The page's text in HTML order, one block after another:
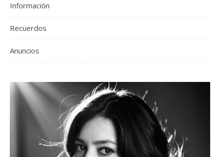
Información
Recuerdos
Anuncios